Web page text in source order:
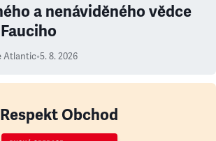
a nenáviděného vědce
Atlantic•5. 8. 2026
Respekt Obchod